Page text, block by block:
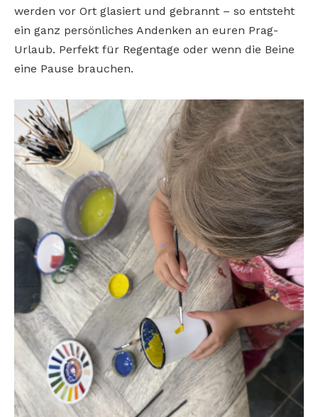
werden vor Ort glasiert und gebrannt – so entsteht
ein ganz persönliches Andenken an euren Prag-
Urlaub. Perfekt für Regentage oder wenn die Beine
eine Pause brauchen.